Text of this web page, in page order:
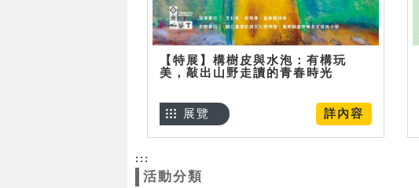
【特展】構樹皮與水泡：有構玩
美，敲出山野走讀的青春時光
詳內容
展覽
:::
活動分類